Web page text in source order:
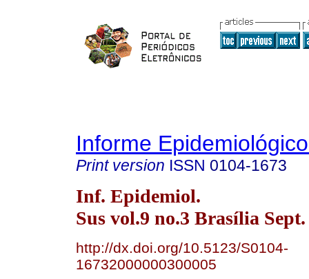
Informe
Print version ISSN 0104-1673
Inf. Epidemiol.
Sus vol.9 no.3 Brasília Sept.
http://dx.doi.org/10.5123/S0104-
16732000000300005